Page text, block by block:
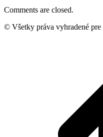
Comments are closed.
© Všetky práva vyhradené